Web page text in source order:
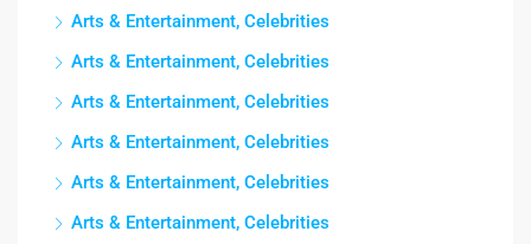
Arts & Entertainment, Celebrities
Arts & Entertainment, Celebrities
Arts & Entertainment, Celebrities
Arts & Entertainment, Celebrities
Arts & Entertainment, Celebrities
Arts & Entertainment, Celebrities